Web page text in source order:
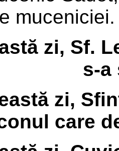
muceniciei.
zi, Sf.
s-a
zi,
care